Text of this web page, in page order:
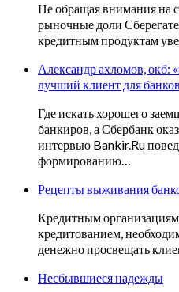
Не обращая внимания на
рыночные доли
кредитным продуктам
Александр ахломов, окб:
лучший клиент для
Где искать хорошего
банкиров, а Сбербанк
интервью Bankir.Ru
формированию…
Рецепты выживания
Кредитным
кредитованием,
денежно просвещать
Несбывшиеся надежды